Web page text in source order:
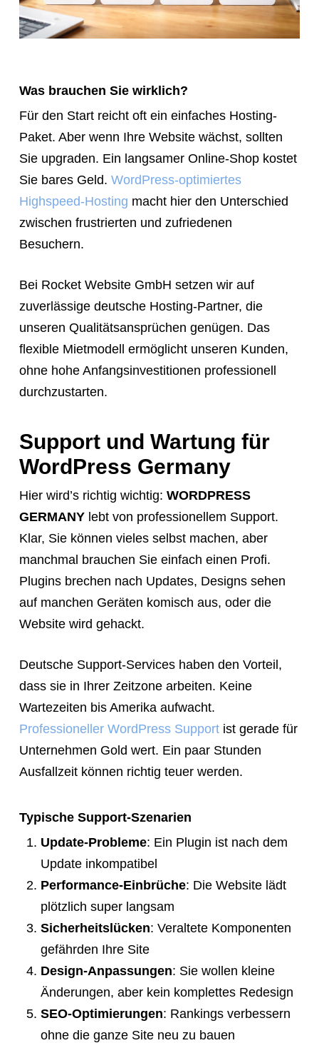
Was brauchen Sie wirklich?
Für den Start reicht oft ein einfaches Hosting-
Paket. Aber wenn Ihre Website wächst, sollten
Sie upgraden. Ein langsamer Online-Shop kostet
Sie bares Geld. WordPress-optimiertes
Highspeed-Hosting macht hier den Unterschied
zwischen frustrierten und zufriedenen
Besuchern.
Bei Rocket Website GmbH setzen wir auf
zuverlässige deutsche Hosting-Partner, die
unseren Qualitätsansprüchen genügen. Das
flexible Mietmodell ermöglicht unseren Kunden,
ohne hohe Anfangsinvestitionen professionell
durchzustarten.
Support und Wartung für
WordPress Germany
Hier wird’s richtig wichtig: WORDPRESS
GERMANYlebt von professionellem Support.
Klar, Sie können vieles selbst machen, aber
manchmal brauchen Sie einfach einen Profi.
Plugins brechen nach Updates, Designs sehen
auf manchen Geräten komisch aus, oder die
Website wird gehackt.
Deutsche Support-Services haben den Vorteil,
dass sie in Ihrer Zeitzone arbeiten. Keine
Wartezeiten bis Amerika aufwacht.
Professioneller WordPress Supportist gerade für
Unternehmen Gold wert. Ein paar Stunden
Ausfallzeit können richtig teuer werden.
Typische Support-Szenarien
Update-Probleme: Ein Plugin ist nach dem
Update inkompatibel
Performance-Einbrüche: Die Website lädt
plötzlich super langsam
Sicherheitslücken: Veraltete Komponenten
gefährden Ihre Site
Design-Anpassungen: Sie wollen kleine
Änderungen, aber kein komplettes Redesign
SEO-Optimierungen: Rankings verbessern
ohne die ganze Site neu zu bauen